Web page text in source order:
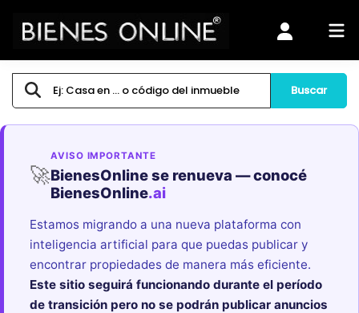
Buscar
🚀
AVISO IMPORTANTE
BienesOnline se renueva — conocé
BienesOnline.ai
Estamos migrando a una nueva plataforma con
inteligencia artificial para que puedas publicar y
encontrar propiedades de manera más eficiente.
Este sitio seguirá funcionando durante el período
de transición pero no se podrán publicar anuncios